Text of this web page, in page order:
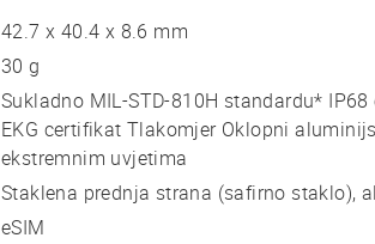
42.7 x 40.4 x 8.6 mm
30 g
Sukladno MIL-STD-810H standardu*
EKG certifikat Tlakomjer Oklopni
ekstremnim uvjetima
Staklena prednja strana (safirno staklo),
eSIM